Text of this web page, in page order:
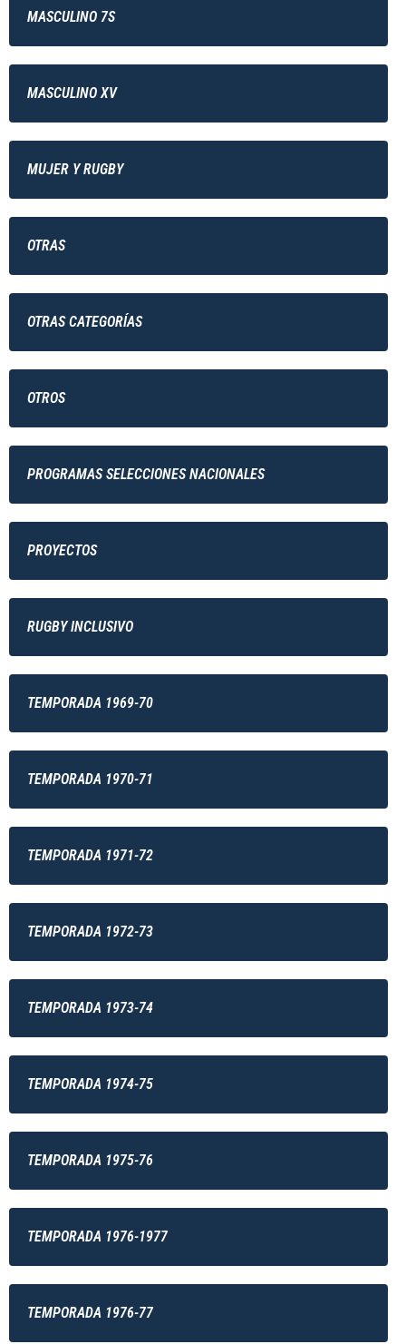
MASCULINO 7S
MASCULINO XV
MUJER Y RUGBY
OTRAS
OTRAS CATEGORÍAS
OTROS
PROGRAMAS SELECCIONES NACIONALES
PROYECTOS
RUGBY INCLUSIVO
TEMPORADA 1969-70
TEMPORADA 1970-71
TEMPORADA 1971-72
TEMPORADA 1972-73
TEMPORADA 1973-74
TEMPORADA 1974-75
TEMPORADA 1975-76
TEMPORADA 1976-1977
TEMPORADA 1976-77